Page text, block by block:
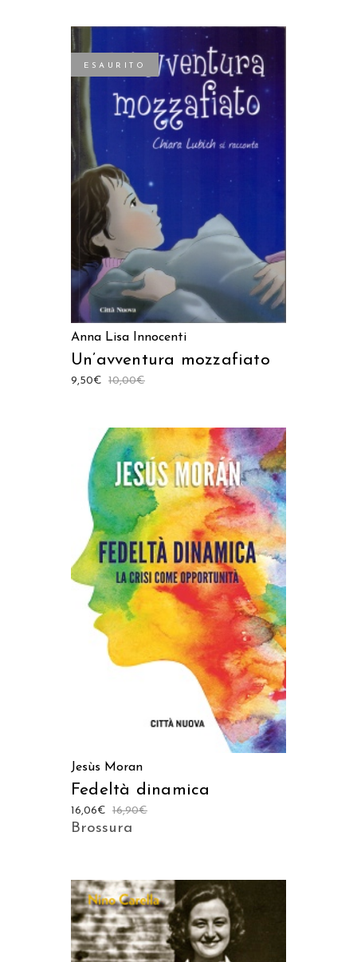
ESAURITO
Anna Lisa Innocenti
Un’avventura mozzafiato
10,00€
9,50€
AGGIUNGI AL CARRELLO
Jesùs Moran
Fedeltà dinamica
16,90€
16,06€
Brossura